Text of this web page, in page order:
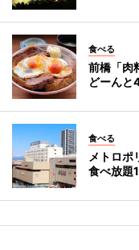
食べる
前橋「肉
どーん
食べる
メトロ
食べ放題